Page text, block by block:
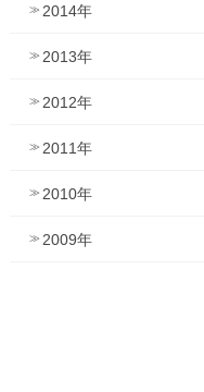
2014年
2013年
2012年
2011年
2010年
2009年